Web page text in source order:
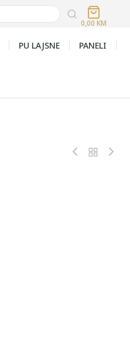
0,00 KM
PU LAJSNE PANELI